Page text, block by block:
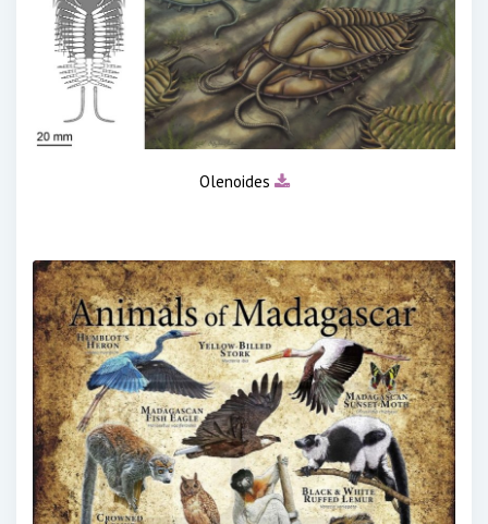
Olenoides